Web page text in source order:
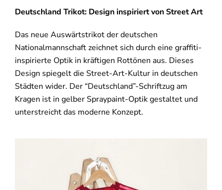
Deutschland Trikot: Design inspiriert von Street Art
Das neue Auswärtstrikot der deutschen
Nationalmannschaft zeichnet sich durch eine graffiti-
inspirierte Optik in kräftigen Rottönen aus. Dieses
Design spiegelt die Street-Art-Kultur in deutschen
Städten wider. Der “Deutschland”-Schriftzug am
Kragen ist in gelber Spraypaint-Optik gestaltet und
unterstreicht das moderne Konzept.